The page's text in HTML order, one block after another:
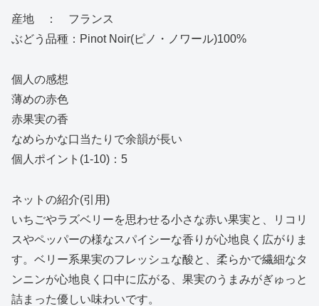
産地 ： フランス
ぶどう品種：Pinot Noir(ピノ・ノワール)100%
個人の感想
薄めの赤色
赤果実の香
なめらかな口当たりで余韻が長い
個人ポイント(1-10)：5
ネットの紹介(引用)
いちごやラズベリーを思わせる小さな赤い果実と、リコリ
スやペッパーの様なスパイシーな香りが心地良く広がりま
す。ベリー系果実のフレッシュな酸と、柔らかで繊細なタ
ンニンが心地良く口中に広がる、果実のうまみがぎゅっと
詰まった優しい味わいです。